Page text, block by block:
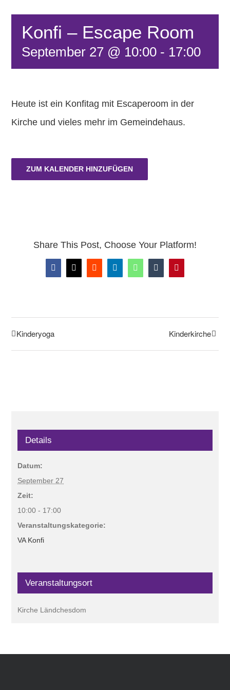
KONTAKT
Konfi – Escape Room
September 27 @ 10:00 - 17:00
Heute ist ein Konfitag mit Escaperoom in der
Kirche und vieles mehr im Gemeindehaus.
ZUM KALENDER HINZUFÜGEN
Share This Post, Choose Your Platform!
Facebook
X RedditLinkedInWhatsAppTumblrPinterest
Kinderyoga Kinderkirche
Details
Datum:
September 27
Zeit:
10:00 - 17:00
Veranstaltungskategorie:
VA Konfi
Veranstaltungsort
Kirche Ländchesdom